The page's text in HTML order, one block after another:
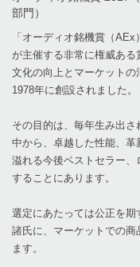
部門）
「オーディオ銘機賞（
が主催する非常に権威ある
文化の向上とマーケットの
1978年に創設されました。
その目的は、毎年生み出
中から、卓越した性能、
溢れる今後ベストセラー、
することにあります。
選定にあたっては公正を
諸氏に、マーケットでの
ます。